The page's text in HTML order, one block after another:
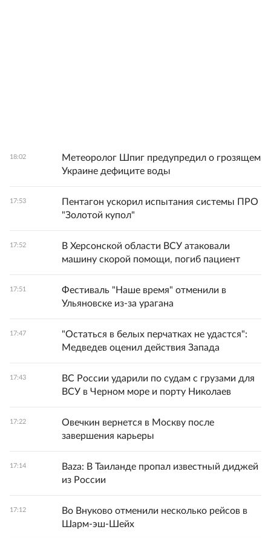
18:02
Метеоролог Шпиг предупредил о грозящем
Украине дефиците воды
17:53
Пентагон ускорил испытания системы ПРО
"Золотой купол"
17:52
В Херсонской области ВСУ атаковали
машину скорой помощи, погиб пациент
17:51
Фестиваль "Наше время" отменили в
Ульяновске из-за урагана
17:47
"Остаться в белых перчатках не удастся":
Медведев оценил действия Запада
17:43
ВС России ударили по судам с грузами для
ВСУ в Черном море и порту Николаев
17:22
Овечкин вернется в Москву после
завершения карьеры
17:14
Baza: В Таиланде пропал известный диджей
из России
17:12
Во Внуково отменили несколько рейсов в
Шарм-эш-Шейх